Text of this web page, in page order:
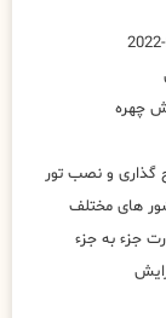
چهره
گذاری و نصب تور
های مختلف
جزء به جزء